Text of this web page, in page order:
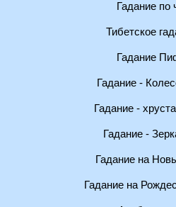
Гадание по
Тибетское
Гадание
Гадание -
Гадание -
Гадание -
Гадание на
Гадание на